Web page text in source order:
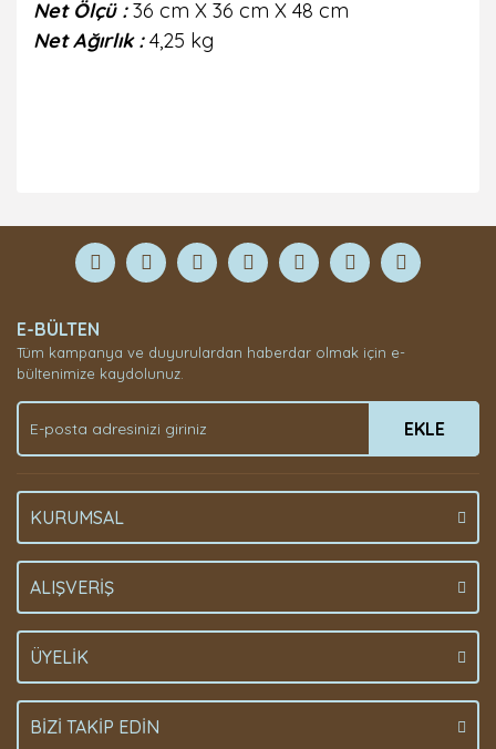
Net Ölçü : 36 cm X 36 cm X 48 cm
Net Ağırlık : 4,25 kg
Yorum Yaz
E-BÜLTEN
Tüm kampanya ve duyurulardan haberdar olmak için e-
bültenimize kaydolunuz.
EKLE
KURUMSAL
ALIŞVERİŞ
ÜYELİK
BİZİ TAKİP EDİN